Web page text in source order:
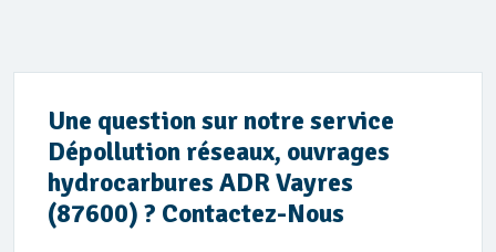
Une question sur notre service
Dépollution réseaux, ouvrages
hydrocarbures ADR Vayres
(87600) ? Contactez-Nous